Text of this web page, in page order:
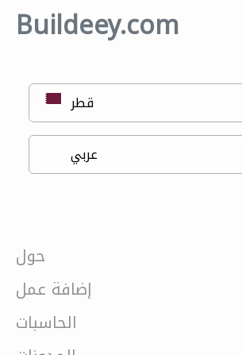
Buildeey.com
حول
إضافة عمل
الحاسبات